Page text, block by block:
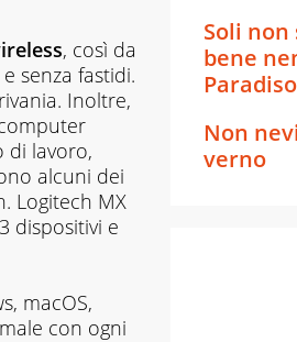
, così da
senza fastidi.
Inoltre,
di lavoro,
alcuni dei
Logitech MX
dispositivi e
macOS,
con ogni
Soli
bene
Paradiso
Non
verno